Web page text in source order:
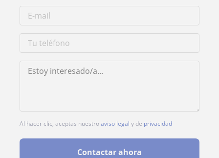
Al hacer clic, aceptas nuestroaviso legal y de privacidad
Contactar ahora